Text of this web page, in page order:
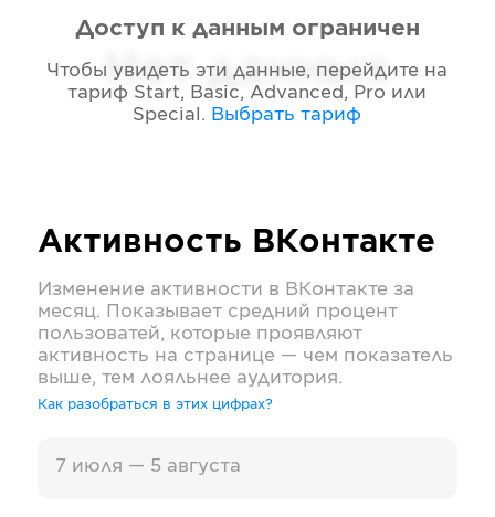
Нет данных
Доступ к данным ограничен
Чтобы увидеть эти данные, перейдите на
тариф Start, Basic, Advanced, Pro или
Special . Выбрать тариф
Активность ВКонтакте
Изменение активности в ВКонтакте за
месяц. Показывает средний процент
пользоватей, которые проявляют
активность на странице — чем показатель
выше, тем лояльнее аудитория.
Как разобраться в этих цифрах?
7 июля — 5 августа